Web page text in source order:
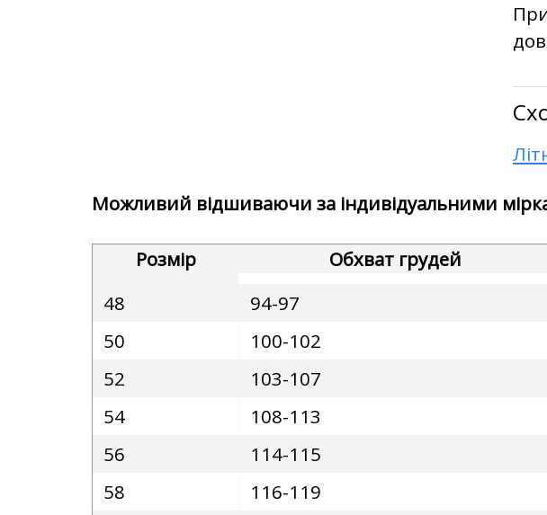
Можливий відшиваючи за індивідуальними
Розмір Обхват грудей
48
94-97
50
100-102
52
103-107
54
108-113
56
114-115
58
116-119